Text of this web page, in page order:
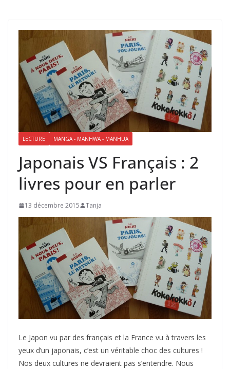
LECTURE MANGA - MANHWA - MANHUA
Japonais VS Français : 2
livres pour en parler
13 décembre 2015 Tanja
Le Japon vu par des français et la France vu à travers les
yeux d’un japonais, c’est un véritable choc des cultures !
Nos deux cultures ne devraient pas s’entendre. Nous